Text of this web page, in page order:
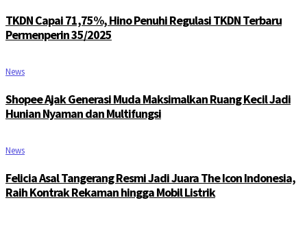
TKDN Capai 71,75%, Hino Penuhi Regulasi TKDN Terbaru
Permenperin 35/2025
News
Shopee Ajak Generasi Muda Maksimalkan Ruang Kecil Jadi
Hunian Nyaman dan Multifungsi
News
Felicia Asal Tangerang Resmi Jadi Juara The Icon Indonesia,
Raih Kontrak Rekaman hingga Mobil Listrik